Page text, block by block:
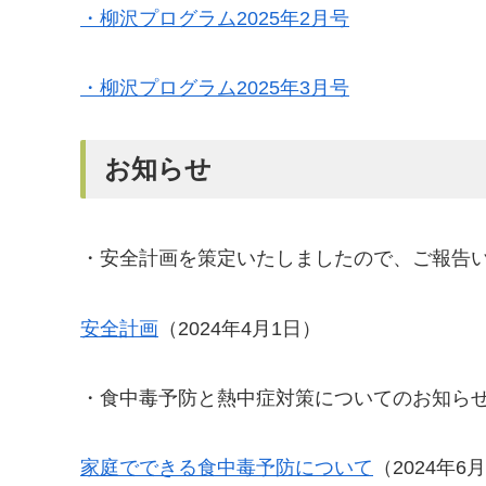
・柳沢プログラム2025年2月号
・柳沢プログラム2025年3月号
お知らせ
・安全計画を策定いたしましたので、ご報告
安全計画 （2024年4月1日）
・食中毒予防と熱中症対策についてのお知ら
家庭でできる食中毒予防について （2024年6